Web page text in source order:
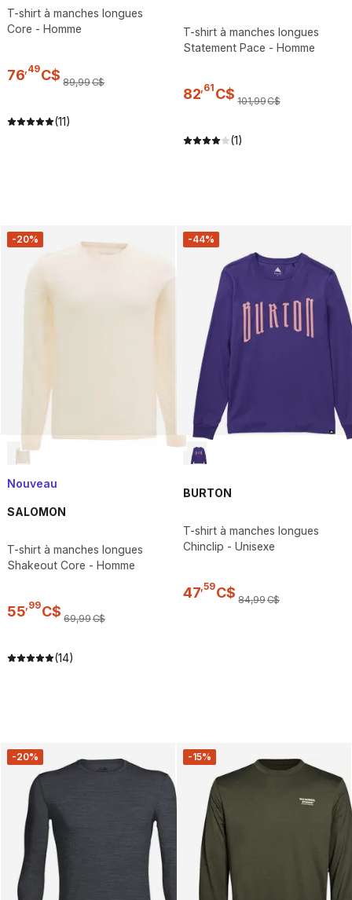
T-shirt à manches longues
Core - Homme
76,49C$ 89,99C$
(11)
T-shirt à manches longues
Statement Pace - Homme
82,61 C$ 101,99C$
(1)
-20%
Nouveau
SALOMON
T-shirt à manches longues
Shakeout Core - Homme
55 99C$ 69,99C$
(14)
-44%
BURTON
T-shirt à manches longues
Chinclip - Unisexe
47 59C$ 84,99C$
-20% -15%